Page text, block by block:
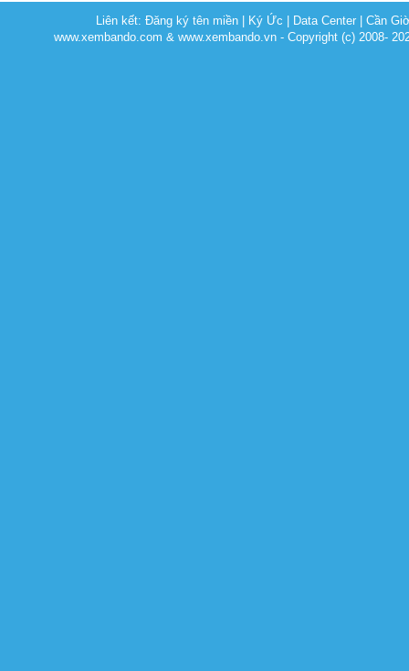
Liên kết:Đăng ký tên miền Ký Ức Data Center |Cần
www.xembando.com & www.xembando.vn - Copyright (c) 2008-